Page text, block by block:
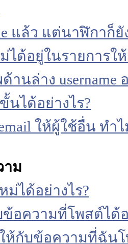
แล้ว แต่นาฬิกาก็ยั
ได้อยู่ในรายการใ
นล่าง username
นได้อย่างไร?
ให้ผู้ใช้อื่น ทำ
าม
ม่ได้อย่างไร?
อความที่โพสต์ได้อ
ห้กับข้อความที่ฉันโ